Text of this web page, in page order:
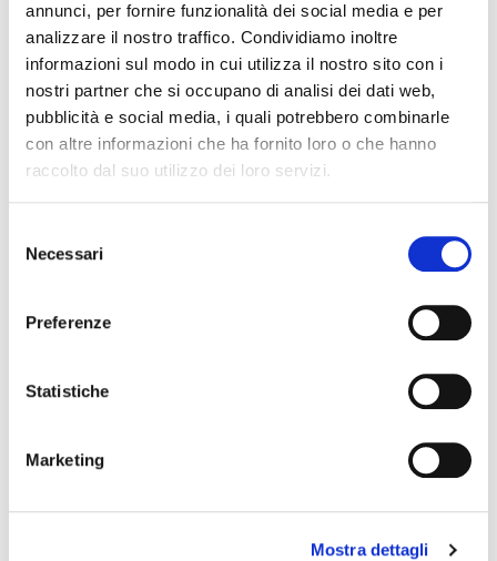
annunci, per fornire funzionalità dei social media e per
analizzare il nostro traffico. Condividiamo inoltre
informazioni sul modo in cui utilizza il nostro sito con i
nostri partner che si occupano di analisi dei dati web,
pubblicità e social media, i quali potrebbero combinarle
con altre informazioni che ha fornito loro o che hanno
raccolto dal suo utilizzo dei loro servizi.
delNecessari
Preferenze
Statistiche
Marketing
Mostra dettagli
$23.1
Average cost per hour
45.8
404
Maximum delivery weight